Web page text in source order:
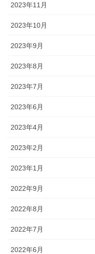
2023年11月
2023年10月
2023年9月
2023年8月
2023年7月
2023年6月
2023年4月
2023年2月
2023年1月
2022年9月
2022年8月
2022年7月
2022年6月